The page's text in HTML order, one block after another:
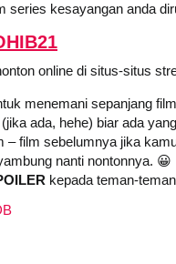
series kesayangan anda
online di situs-situs
menemani sepanjang
ada, hehe) biar ada
– film sebelumnya jika
nanti nontonnya. 😀
kepada teman-